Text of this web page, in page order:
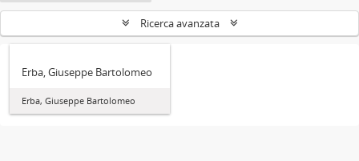
Ricerca avanzata
Erba, Giuseppe Bartolomeo
Erba, Giuseppe Bartolomeo